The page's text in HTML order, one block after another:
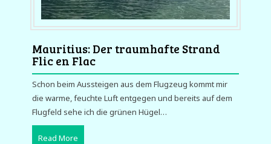
Mauritius: Der traumhafte Strand
Flic en Flac
Schon beim Aussteigen aus dem Flugzeug kommt mir
die warme, feuchte Luft entgegen und bereits auf dem
Flugfeld sehe ich die grünen Hügel…
Read More